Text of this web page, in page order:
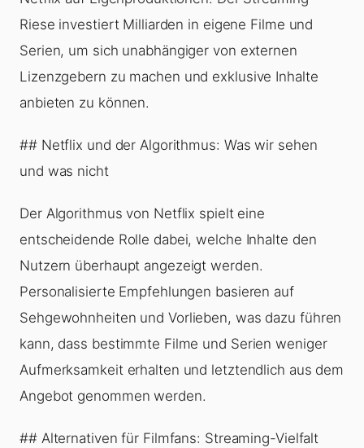
Riese investiert Milliarden in eigene Filme und
Serien, um sich unabhängiger von externen
Lizenzgebern zu machen und exklusive Inhalte
anbieten zu können.
## Netflix und der Algorithmus: Was wir sehen
und was nicht
Der Algorithmus von Netflix spielt eine
entscheidende Rolle dabei, welche Inhalte den
Nutzern überhaupt angezeigt werden.
Personalisierte Empfehlungen basieren auf
Sehgewohnheiten und Vorlieben, was dazu führen
kann, dass bestimmte Filme und Serien weniger
Aufmerksamkeit erhalten und letztendlich aus dem
Angebot genommen werden.
## Alternativen für Filmfans: Streaming-Vielfalt